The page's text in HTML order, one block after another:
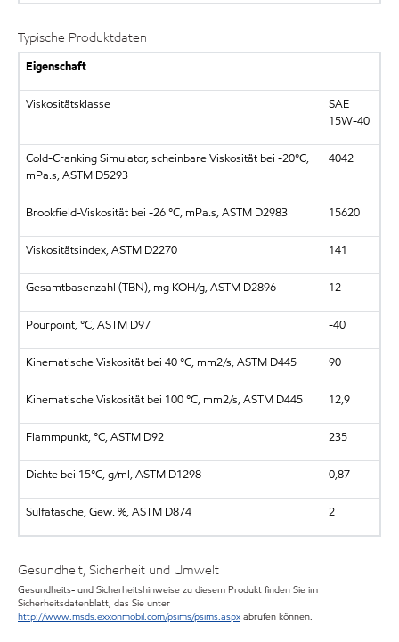
Typische Produktdaten
Eigenschaft
Viskositätsklasse
SAE
15W-40
Cold-Cranking Simulator, scheinbare Viskosität bei -20°C,
mPa.s, ASTM D5293
4042
Brookfield-Viskosität bei -26 °C, mPa.s, ASTM D2983 15620
Viskositätsindex, ASTM D2270 141
Gesamtbasenzahl (TBN), mg KOH/g, ASTM D2896 12
Pourpoint, °C, ASTM D97 -40
Kinematische Viskosität bei 40 °C, mm2/s, ASTM D445 90
Kinematische Viskosität bei 100 °C, mm2/s, ASTM D445 12,9
Flammpunkt, °C, ASTM D92 235
Dichte bei 15°C, g/ml, ASTM D1298 0,87
Sulfatasche, Gew. %, ASTM D874 2
Gesundheit, Sicherheit und Umwelt
Gesundheits- und Sicherheitshinweise zu diesem Produkt finden Sie im
Sicherheitsdatenblatt, das Sie unter
http://www.msds.exxonmobil.com/psims/psims.aspxabrufen können.